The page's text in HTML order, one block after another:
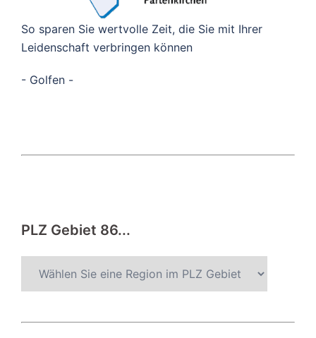
So sparen Sie wertvolle Zeit, die Sie mit Ihrer
Leidenschaft verbringen können
- Golfen -
PLZ Gebiet 86...